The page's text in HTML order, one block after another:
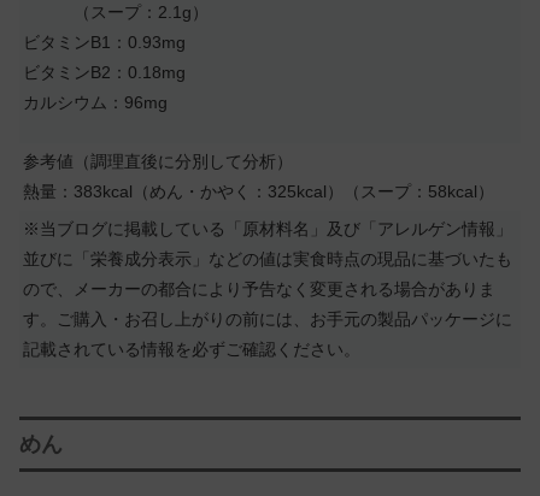
（スープ：2.1g）
ビタミンB1：0.93mg
ビタミンB2：0.18mg
カルシウム：96mg
参考値（調理直後に分別して分析）
熱量：383kcal（めん・かやく：325kcal）（スープ：58kcal）
※当ブログに掲載している「原材料名」及び「アレルゲン情報」
並びに「栄養成分表示」などの値は実食時点の現品に基づいたも
ので、メーカーの都合により予告なく変更される場合がありま
す。ご購入・お召し上がりの前には、お手元の製品パッケージに
記載されている情報を必ずご確認ください。
めん